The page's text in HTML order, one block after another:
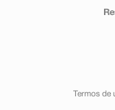
Termos de